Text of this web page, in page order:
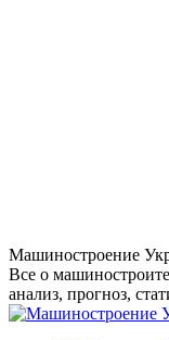
Перейти
к
содержанию
Машиностроение
Все о
анализ, прогноз,